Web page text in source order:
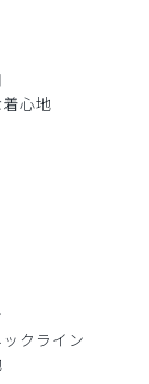
ては若干スト
ズ上げると丈
心地
クライン